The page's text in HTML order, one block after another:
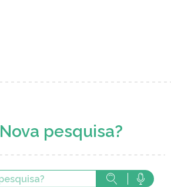
Nova pesquisa?